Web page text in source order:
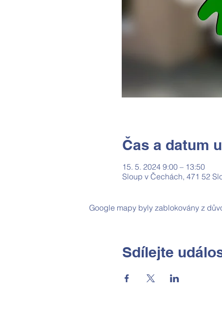
Čas a datum
15. 5. 2024 9:00 – 13:50
Sloup v Čechách, 471 52
Google mapy byly zablokovány z
Sdílejte